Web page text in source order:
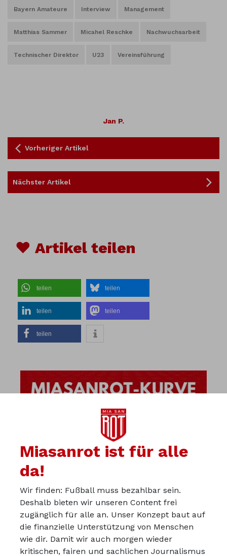
Bayern Amateure Interview Management
Matthias Sammer Micahel Reschke Nachwuchsarbeit
Technischer Direktor U23 Vereinsführung
Jan P.
Vorheriger Artikel
Nächster Artikel
♥ Artikel teilen
teilen teilen
teilen teilen
teilen
Miasanrot ist für alle
da!
Wir finden: Fußball muss bezahlbar sein.
Deshalb bieten wir unseren Content frei
zugänglich für alle an. Unser Konzept baut auf
die finanzielle Unterstützung von Menschen
wie dir. Damit wir auch morgen wieder
kritischen, fairen und sachlichen Journalismus